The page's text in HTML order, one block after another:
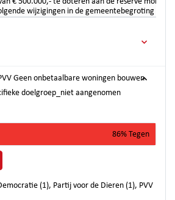
wijzigingen in de gemeentebegroting aan
Geen onbetaalbare woningen bouwen
doelgroep_niet aangenomen
86% Tegen
(1), Partij voor de Dieren (1), PVV